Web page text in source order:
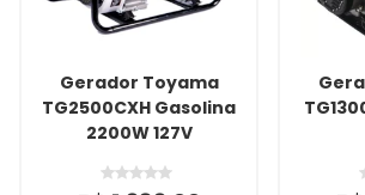
Gerador Toyama
TG2500CXH Gasolina
2200W 127V